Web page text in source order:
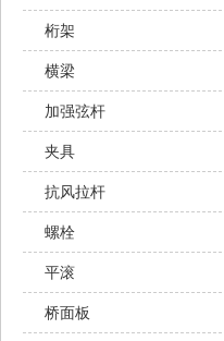
桁架
横梁
加强弦杆
夹具
抗风拉杆
螺栓
平滚
桥面板